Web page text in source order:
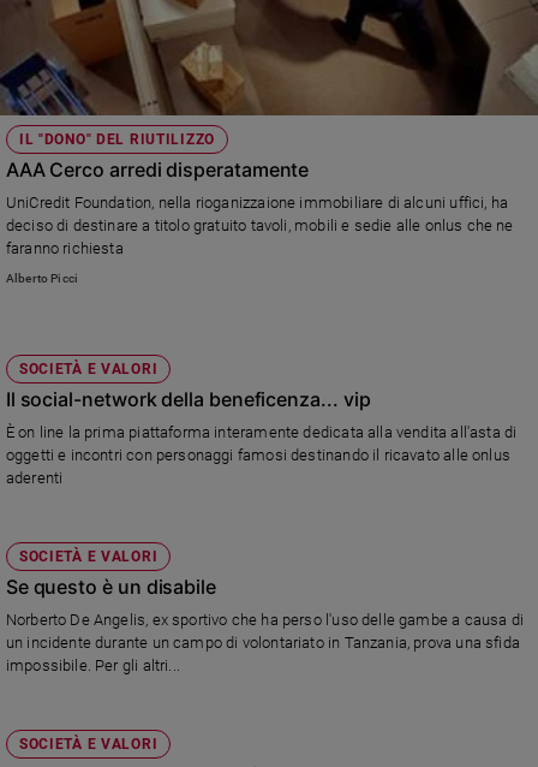
IL "DONO" DEL RIUTILIZZO
AAA Cerco arredi disperatamente
UniCredit Foundation, nella rioganizzaione immobiliare di alcuni uffici, ha
deciso di destinare a titolo gratuito tavoli, mobili e sedie alle onlus che ne
faranno richiesta
Alberto Picci
SOCIETÀ E VALORI
Il social-network della beneficenza... vip
È on line la prima piattaforma interamente dedicata alla vendita all'asta di
oggetti e incontri con personaggi famosi destinando il ricavato alle onlus
aderenti
SOCIETÀ E VALORI
Se questo è un disabile
Norberto De Angelis, ex sportivo che ha perso l'uso delle gambe a causa di
un incidente durante un campo di volontariato in Tanzania, prova una sfida
impossibile. Per gli altri...
SOCIETÀ E VALORI